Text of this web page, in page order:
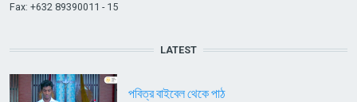
Fax: +632 89390011 - 15
LATEST
পবিত্র বাইবেল থেকে পাঠ